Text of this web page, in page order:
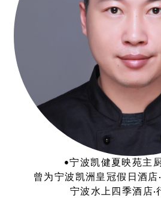
•宁波凯健夏映苑主
曾为宁波凯洲皇冠假日酒店
宁波水上四季酒店·